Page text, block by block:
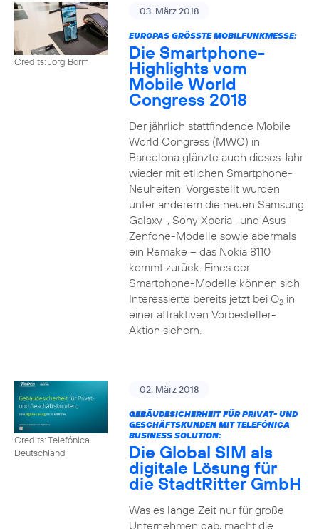
Credits: Jörg Borm
03. März 2018
EUROPAS GRÖSSTE MOBILFUNKMESSE:
Die Smartphone-
Highlights vom
Mobile World
Congress 2018
Der jährlich stattfindende Mobile
World Congress (MWC) in
Barcelona glänzte auch dieses Jahr
wieder mit etlichen Smartphone-
Neuheiten. Vorgestellt wurden
unter anderem die neuen Samsung
Galaxy-, Sony Xperia- und Asus
Zenfone-Modelle sowie abermals
ein Remake – das Nokia 8110
kommt zurück. Eines der
Smartphone-Modelle können sich
Interessierte bereits jetzt bei O2in
einer attraktiven Vorbesteller-
Aktion sichern.
Credits: Telefónica
Deutschland
02. März 2018
GEBÄUDESICHERHEIT FÜR PRIVAT- UND
GESCHÄFTSKUNDEN MIT TELEFÓNICA
BUSINESS SOLUTION:
Die Global SIM als
digitale Lösung für
die StadtRitter GmbH
Was es lange Zeit nur für große
Unternehmen gab, macht die